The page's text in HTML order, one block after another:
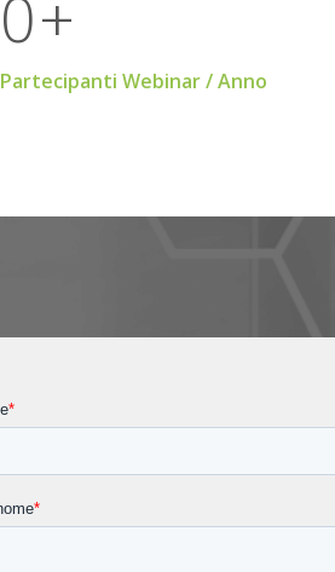
0+
Partecipanti Webinar / Anno